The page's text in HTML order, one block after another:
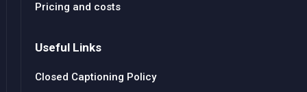
Pricing and costs
Useful Links
Closed Captioning Policy